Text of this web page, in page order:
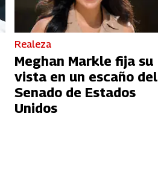
Realeza
Meghan Markle fija su
vista en un escaño del
Senado de Estados
Unidos